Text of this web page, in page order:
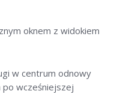
oknem z widokiem
w centrum odnowy
wcześniejszej